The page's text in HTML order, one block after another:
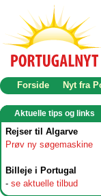
Forside Nyt fra
Aktuelle tips og links
Rejser til Algarve
Prøv ny søgemaskine
Billeje i Portugal
- se aktuelle tilbud